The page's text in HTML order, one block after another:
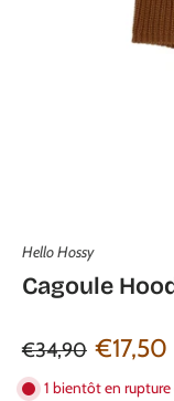
Hello Hossy
Cagoule
€34,90 €17,50
1 bientôt en rupture